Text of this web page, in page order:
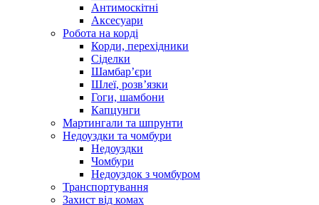
Антимоскітні
Аксесуари
Робота на корді
Корди, перехідники
Сіделки
Шамбар’єри
Шлеї, розв’язки
Гоги, шамбони
Капцунги
Мартингали та шпрунти
Недоуздки та чомбури
Недоуздки
Чомбури
Недоуздок з чомбуром
Транспортування
Захист від комах